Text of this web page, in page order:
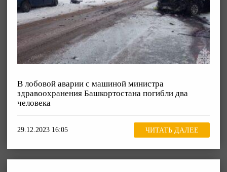
В лобовой аварии с машиной министра
здравоохранения Башкортостана погибли два
человека
29.12.2023 16:05 ЧИТАТЬ ДАЛЕЕ